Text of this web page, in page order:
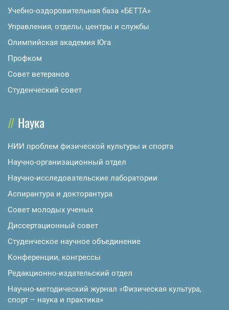
Учебно-оздоровительная база «БЕТТА»
Управления, отделы, центры и службы
Олимпийская академия Юга
Профком
Совет ветеранов
Студенческий совет
Наука
НИИ проблем физической культуры и спорта
Научно-организационный отдел
Научно-исследовательские лаборатории
Аспирантура и докторантура
Совет молодых ученых
Диссертационный совет
Студенческое научное объединение
Конференции, конгрессы
Редакционно-издательский отдел
Научно-методический журнал «Физическая культура,
спорт – наука и практика»